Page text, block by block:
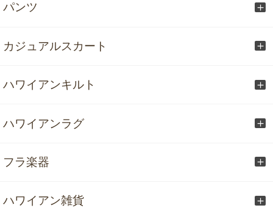
パンツ
カジュアルスカート
ハワイアンキルト
ハワイアンラグ
フラ楽器
ハワイアン雑貨